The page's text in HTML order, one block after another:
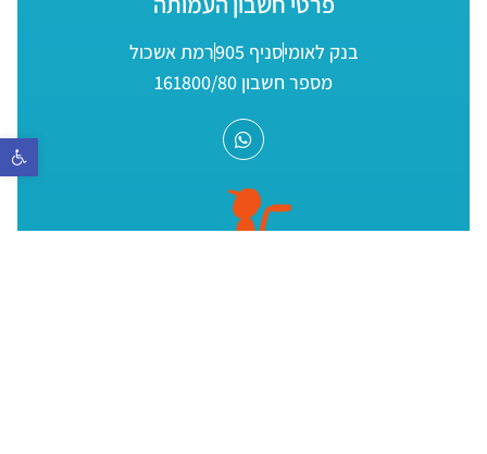
פתח
בנק לאומיסניף 905
רמת אשכול
מספר חשבון 161800/80